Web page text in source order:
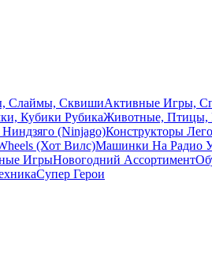
Слаймы, СквишиАктивные Игры,
Кубики РубикаЖивотные, Птицы,
(Ninjago)Конструкторы
(Хот Вилс)Машинки На Радио
ИгрыНовогодний Ассортимент
Супер Герои